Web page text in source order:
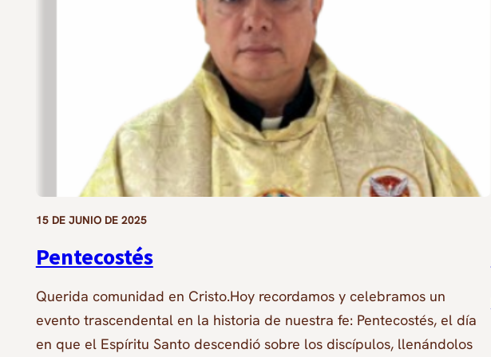
15 DE JUNIO DE 2025
Pentecostés
Querida comunidad en Cristo.Hoy recordamos y celebramos un
evento trascendental en la historia de nuestra fe: Pentecostés, el día
en que el Espíritu Santo descendió sobre los discípulos, llenándolos